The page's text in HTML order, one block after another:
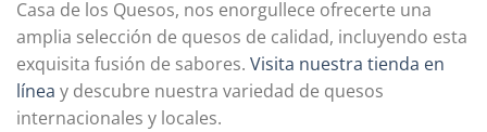
Casa de los Quesos, nos enorgullece ofrecerte una
amplia selección de quesos de calidad, incluyendo esta
exquisita fusión de sabores. Visita nuestra tienda en
línea y descubre nuestra variedad de quesos
internacionales y locales.